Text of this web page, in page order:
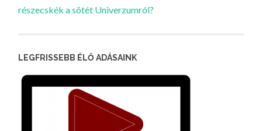
részecskék a sötét Univerzumról?
LEGFRISSEBB ÉLŐ ADÁSAINK